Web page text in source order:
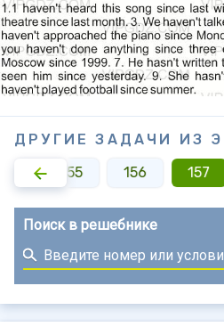
ДРУГИЕ ЗАДАЧИ ИЗ
155 156 157
Поиск в решебнике